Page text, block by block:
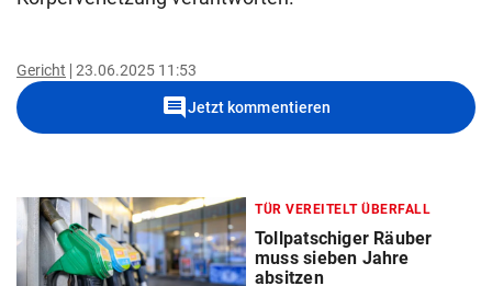
Gericht 23.06.2025 11:53
commentJetzt kommentieren
TÜR VEREITELT ÜBERFALL
Tollpatschiger Räuber
muss sieben Jahre
absitzen